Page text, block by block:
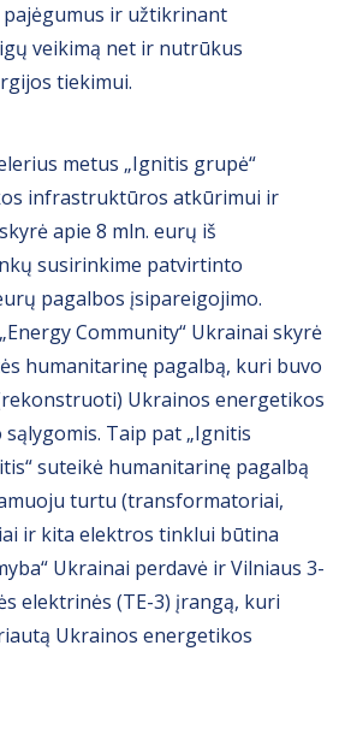
ir užtikrinant
veikimą net ir nutrūkus
tiekimui.
metus „Ignitis grupė“
infrastruktūros atkūrimui ir
apie 8 mln. eurų iš
susirinkime patvirtinto
pagalbos įsipareigojimo.
Community“ Ukrainai skyrė
humanitarinę pagalbą, kuri buvo
Ukrainos energetikos
Taip pat „Ignitis
suteikė humanitarinę pagalbą
turtu (transformatoriai,
ir kita elektros tinklui būtina
Ukrainai perdavė ir Vilniaus 3-
elektrinės (TE-3) įrangą, kuri
Ukrainos energetikos